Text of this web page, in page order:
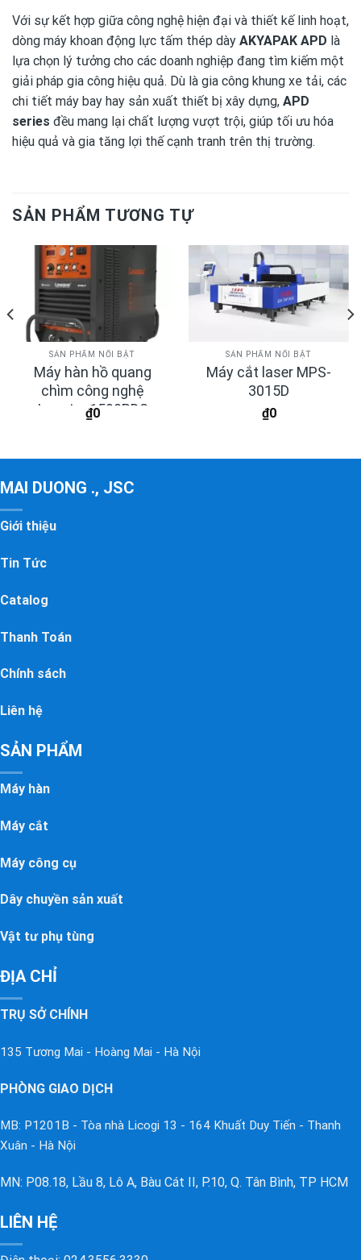
Với sự kết hợp giữa công nghệ hiện đại và thiết kế linh hoạt,
dòng máy khoan động lực tấm thép dày AKYAPAK APD là
lựa chọn lý tưởng cho các doanh nghiệp đang tìm kiếm một
giải pháp gia công hiệu quả. Dù là gia công khung xe tải, các
chi tiết máy bay hay sản xuất thiết bị xây dựng, APD
series đều mang lại chất lượng vượt trội, giúp tối ưu hóa
hiệu quả và gia tăng lợi thế cạnh tranh trên thị trường.
SẢN PHẨM TƯƠNG TỰ
SẢN PHẨM NỔI BẬT
Máy hàn hồ quang
chìm công nghệ
Inverter 1500PDS
₫0
SẢN PHẨM NỔI BẬT
Máy cắt laser MPS-
3015D
₫0
MAI DUONG ., JSC
Giới thiệu
Tin Tức
Catalog
Thanh Toán
Chính sách
Liên hệ
SẢN PHẨM
Máy hàn
Máy cắt
Máy công cụ
Dây chuyền sản xuất
Vật tư phụ tùng
ĐỊA CHỈ
TRỤ SỞ CHÍNH
135 Tương Mai - Hoàng Mai - Hà Nội
PHÒNG GIAO DỊCH
MB: P1201B - Tòa nhà Licogi 13 - 164 Khuất Duy Tiến - Thanh
Xuân - Hà Nội
MN: P08.18, Lầu 8, Lô A, Bàu Cát II, P.10, Q. Tân Bình, TP HCM
LIÊN HỆ